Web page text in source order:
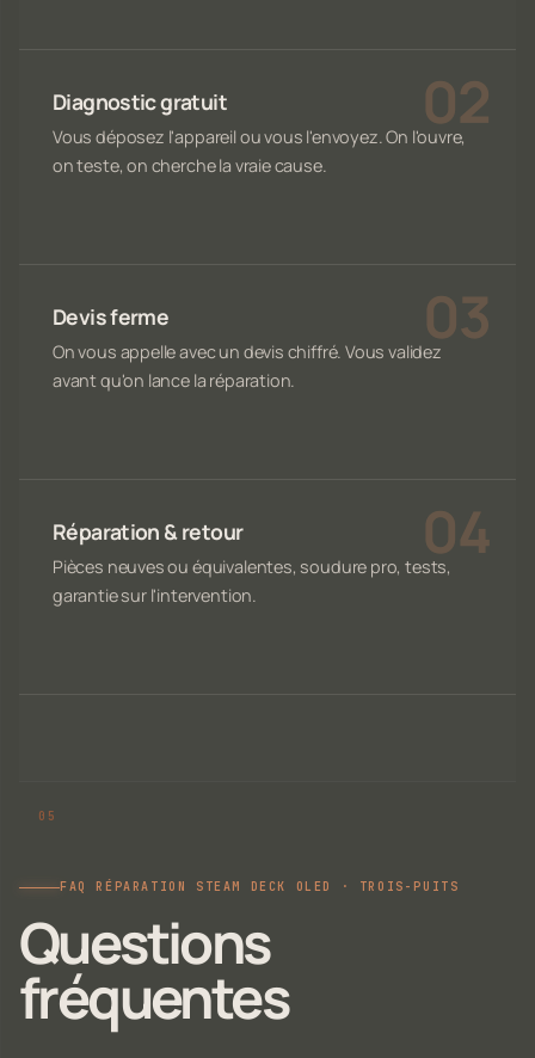
Diagnostic gratuit
Vous déposez l'appareil ou vous l'envoyez. On l'ouvre,
on teste, on cherche la vraie cause.
Devis ferme
On vous appelle avec un devis chiffré. Vous validez
avant qu'on lance la réparation.
Réparation & retour
Pièces neuves ou équivalentes, soudure pro, tests,
garantie sur l'intervention.
FAQ RÉPARATION STEAM DECK OLED · TROIS-PUITS
Questions
fréquentes